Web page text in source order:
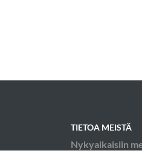
TIETOA MEISTÄ
Nykyaikaisiin